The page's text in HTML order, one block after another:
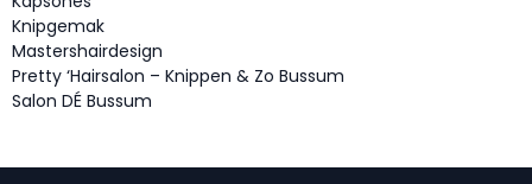
Knipgemak
Mastershairdesign
Pretty ‘Hairsalon – Knippen & Zo Bussum
Salon DÉ Bussum